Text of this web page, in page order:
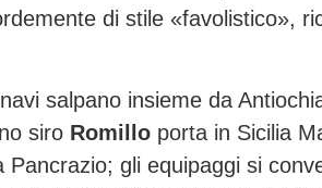
di stile «favolistico»,
salpano insieme da
siro Romillo porta in Sicilia
Pancrazio; gli equipaggi si